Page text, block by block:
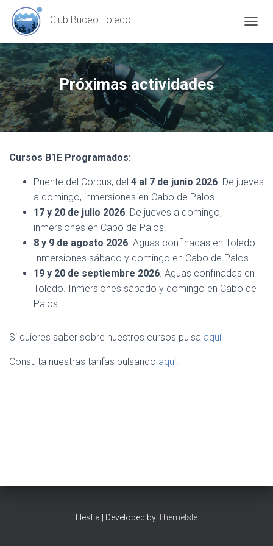
Club Buceo Toledo
Próximas actividades
Cursos B1E Programados:
Puente del Corpus, del 4 al 7 de junio 2026. De jueves
a domingo, inmersiones en Cabo de Palos.
17 y 20 de julio 2026. De jueves a domingo,
inmersiones en Cabo de Palos.
8 y 9 de agosto 2026. Aguas confinadas en Toledo.
Inmersiones sábado y domingo en Cabo de Palos.
19 y 20 de septiembre 2026. Aguas confinadas en
Toledo. Inmersiones sábado y domingo en Cabo de
Palos.
Si quieres saber sobre nuestros cursos pulsa aquí.
Consulta nuestras tarifas pulsando aquí.
Hestia | Developed byThemeIsle